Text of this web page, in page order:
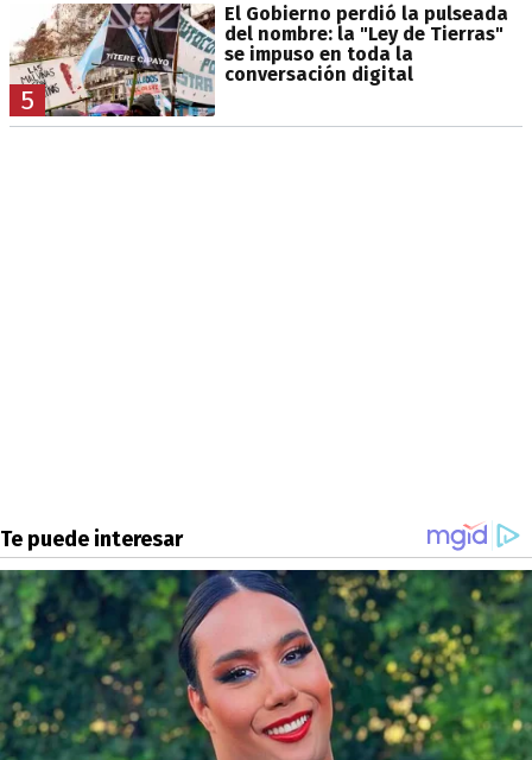
5
El Gobierno perdió la pulseada
del nombre: la "Ley de Tierras"
se impuso en toda la
conversación digital